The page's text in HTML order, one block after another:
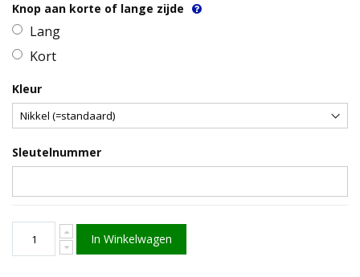
Knop aan korte of lange zijde
Lang
Kort
Kleur
Sleutelnummer
In Winkelwagen